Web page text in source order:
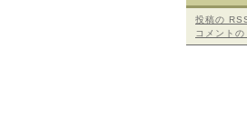
投稿の
コメントの